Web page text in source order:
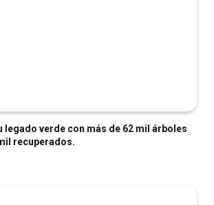
legado verde con más de 62 mil árboles
recuperados.